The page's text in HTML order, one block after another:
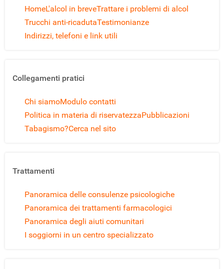
HomeL'alcol in breveTrattare i problemi di alcol
Trucchi anti-ricadutaTestimonianze
Indirizzi, telefoni e link utili
Collegamenti pratici
Chi siamoModulo contatti
Politica in materia di riservatezzaPubblicazioni
Tabagismo?Cerca nel sito
Trattamenti
Panoramica delle consulenze psicologiche
Panoramica dei trattamenti farmacologici
Panoramica degli aiuti comunitari
I soggiorni in un centro specializzato